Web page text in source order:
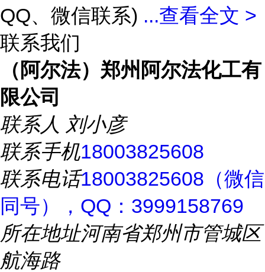
QQ、微信联系) ...查看全文 >
联系我们
（阿尔法）郑州阿尔法化工有
限公司
联系人 刘小彦
联系手机18003825608
联系电话18003825608（微信
同号），QQ：3999158769
所在地址河南省郑州市管城区
航海路